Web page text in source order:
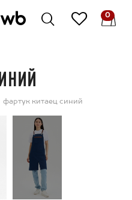
0
фартук китаец синий